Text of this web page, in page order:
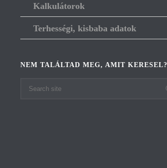
Kalkulátorok
Terhességi, kisbaba adatok
NEM TALÁLTAD MEG, AMIT KERESEL?